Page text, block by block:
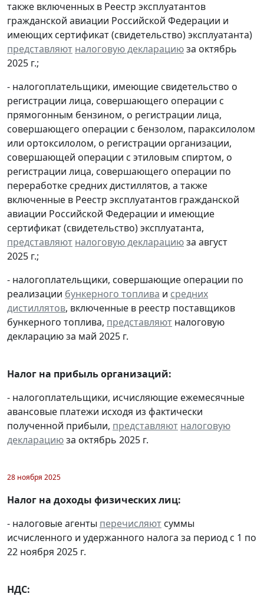
также включенных в Реестр эксплуатантов
гражданской авиации Российской Федерации и
имеющих сертификат (свидетельство) эксплуатанта)
представляют налоговую декларациюза октябрь
2025 г.;
- налогоплательщики, имеющие свидетельство о
регистрации лица, совершающего операции с
прямогонным бензином, о регистрации лица,
совершающего операции с бензолом, параксилолом
или ортоксилолом, о регистрации организации,
совершающей операции с этиловым спиртом, о
регистрации лица, совершающего операции по
переработке средних дистиллятов, а также
включенные в Реестр эксплуатантов гражданской
авиации Российской Федерации и имеющие
сертификат (свидетельство) эксплуатанта,
представляют налоговую декларациюза август
2025 г.;
- налогоплательщики, совершающие операции по
реализации бункерного топлива и средних
дистиллятов, включенные в реестр поставщиков
бункерного топлива, представляют налоговую
декларацию за май 2025 г.
Налог на прибыль организаций:
- налогоплательщики, исчисляющие ежемесячные
авансовые платежи исходя из фактически
полученной прибыли, представляют налоговую
декларациюза октябрь 2025 г.
28 ноября 2025
Налог на доходы физических лиц:
- налоговые агенты перечисляют суммы
исчисленного и удержанного налога за период с 1 по
22 ноября 2025 г.
НДС: